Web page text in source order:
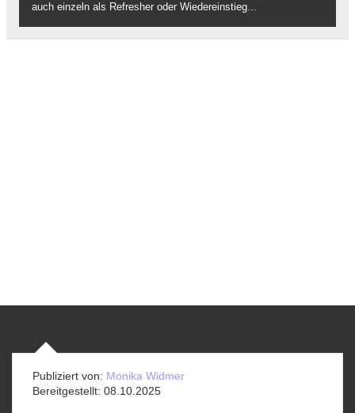
auch einzeln als Refresher oder Wiedereinstieg...
Publiziert von: Monika Widmer
Bereitgestellt: 08.10.2025